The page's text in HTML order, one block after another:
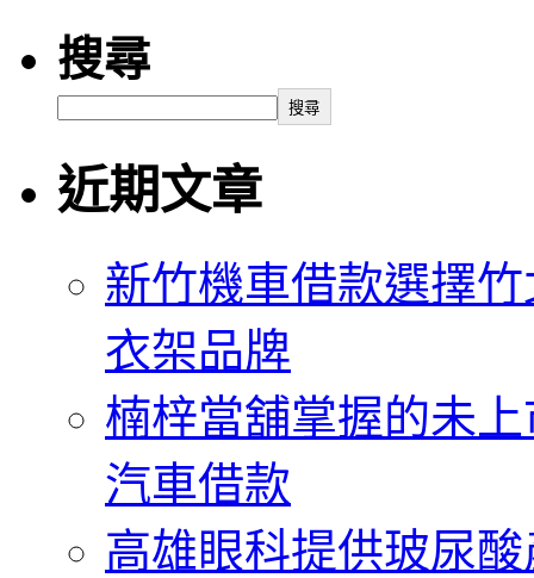
搜尋
搜尋
近期文章
新竹機車借款選擇
衣架品牌
楠梓當舖掌握的未
汽車借款
高雄眼科提供玻尿